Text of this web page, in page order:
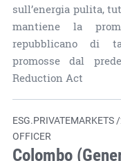
sull’energia pulita,
mantiene la
repubblicano di
promosse dal
Reduction Act
OFFICER
Colombo